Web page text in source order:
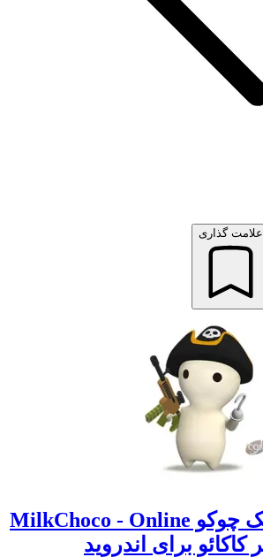
علامت گذاری
دانلود بازی میلک چوکو MilkChoco - Online